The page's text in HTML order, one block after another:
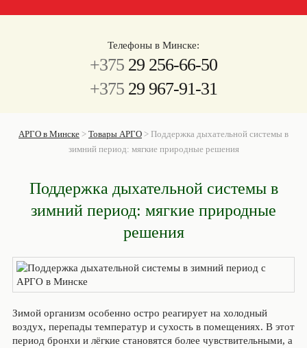
Телефоны в Минске:
+375 29 256-66-50
+375 29 967-91-31
АРГО в Минске > Товары АРГО > Поддержка дыхательной системы в
зимний период: мягкие природные решения
Поддержка дыхательной системы в
зимний период: мягкие природные
решения
Зимой организм особенно остро реагирует на холодный
воздух, перепады температур и сухость в помещениях. В этот
период бронхи и лёгкие становятся более чувствительными, а